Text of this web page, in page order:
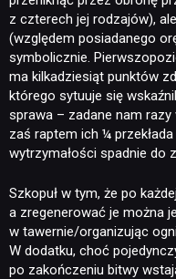
z czterech jej rodzajów),
(względem posiadanego
symbolicznie.
ma kilkadziesiąt punktów
którego sytuuje się
sprawa – zadane nam
zaś raptem ich ¼
wytrzymałości spadnie do
Szkopuł w tym, że po
a zregenerować je można
w tawernie/organizując
W dodatku, choć
po zakończeniu bitwy